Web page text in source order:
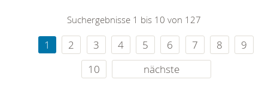
Suchergebnisse 1 bis 10 von 127
1 2 3 4 5 6 7 8
9
10
nächste